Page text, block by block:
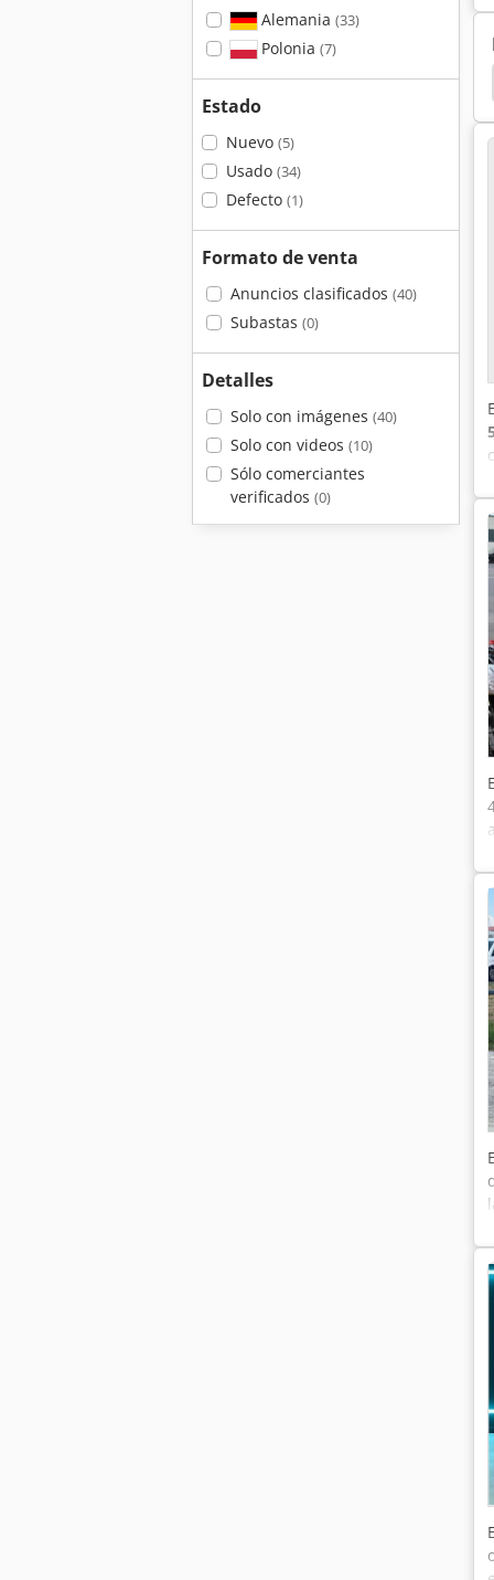
Alemania (33)
Polonia (7)
Estado
Nuevo (5)
Usado (34)
Defecto (1)
Formato de venta
Anuncios clasificados (40)
Subastas (0)
Detalles
Solo con imágenes (40)
Solo con videos (10)
Sólo comerciantes
verificados (0)
Hako 1700 Hako 1000